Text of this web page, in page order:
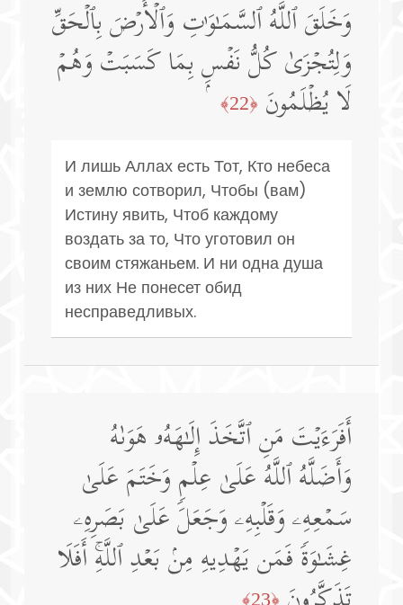
وَخَلَقَ ٱللَّهُ ٱلسَّمَـٰوَ ٰ⁠تِ وَٱلۡأَرۡضَ بِٱلۡحَقِّ
وَلِتُجۡزَىٰ كُلُّ نَفۡسِۭ بِمَا كَسَبَتۡ وَهُمۡ
لَا یُظۡلَمُونَ ﴿22﴾
И лишь Аллах есть Тот, Кто небеса
и землю сотворил, Чтобы (вам)
Истину явить, Чтоб каждому
воздать за то, Что уготовил он
своим стяжаньем. И ни одна душа
из них Не понесет обид
несправедливых.
أَفَرَءَیۡتَ مَنِ ٱتَّخَذَ إِلَـٰهَهُۥ هَوَىٰهُ
وَأَضَلَّهُ ٱللَّهُ عَلَىٰ عِلۡمࣲ وَخَتَمَ عَلَىٰ
سَمۡعِهِۦ وَقَلۡبِهِۦ وَجَعَلَ عَلَىٰ بَصَرِهِۦ
غِشَـٰوَةࣰ فَمَن یَهۡدِیهِ مِنۢ بَعۡدِ ٱللَّهِۚ أَفَلَا
﴿23﴾